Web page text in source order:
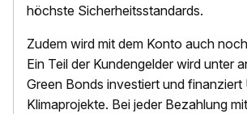
höchste Sicherheitsstandards.
Zudem wird mit dem Konto auch
Ein Teil der Kundengelder wird unter
Green Bonds investiert und
Klimaprojekte. Bei jeder Bezahlung